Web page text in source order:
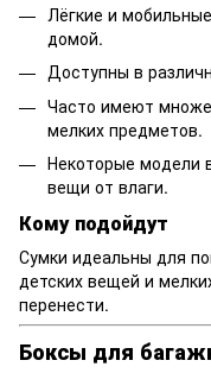
Лёгкие и
домой.
Доступны в
Часто имеют
мелких предметов.
Некоторые модели
вещи от влаги.
Кому подойдут
Сумки идеальны для
детских вещей и
перенести.
Боксы для